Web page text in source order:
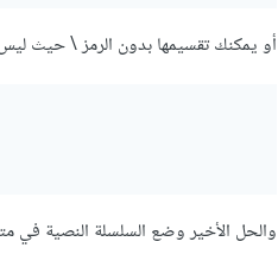
أو يمكنك تقسيمها بدون الرمز \ حيث ليس
والحل الأخير وضع السلسلة النصية في